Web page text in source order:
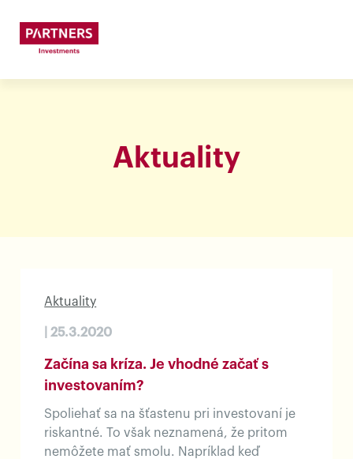
Aktuality
Aktuality
| 25.3.2020
Začína sa kríza. Je vhodné začať s
investovaním?
Spoliehať sa na šťastenu pri investovaní je
riskantné. To však neznamená, že pritom
nemôžete mať smolu. Napríklad keď